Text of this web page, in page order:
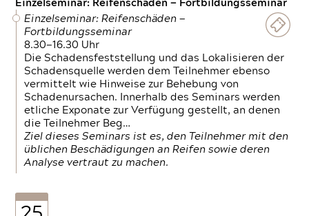
Einzelseminar: Reifenschäden — Fortbildungsseminar
Einzelseminar: Reifenschäden —
Fortbildungsseminar
8.30—16.30 Uhr
Die Schadensfeststellung und das Lokalisieren der
Schadensquelle werden dem Teilnehmer ebenso
vermittelt wie Hinweise zur Behebung von
Schadenursachen. Innerhalb des Seminars werden
etliche Exponate zur Verfügung gestellt, an denen
die Teilnehmer Beg…
Ziel dieses Seminars ist es, den Teilnehmer mit den
üblichen Beschädigungen an Reifen sowie deren
Analyse vertraut zu machen.